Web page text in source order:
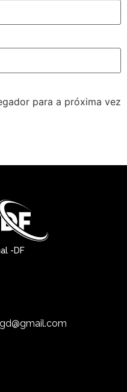
para a próxima vez
-DF